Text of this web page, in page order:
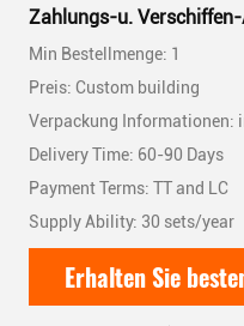
Zahlungs-u.
Min Bestellmenge: 1
Preis: Custom building
Verpackung Informationen:
Delivery Time: 60-90 Days
Payment Terms: TT and LC
Supply Ability: 30 sets/year
Erhalten Sie